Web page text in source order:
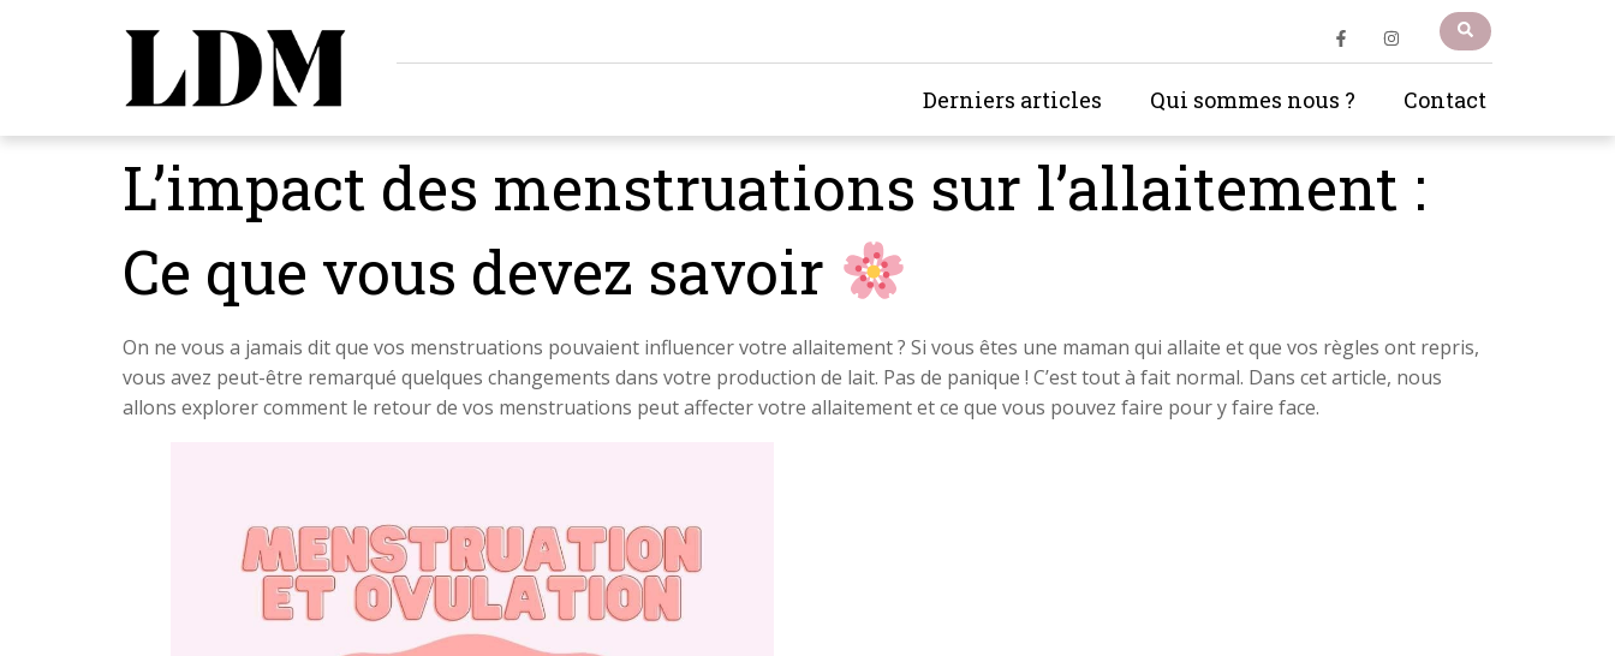
Derniers articles Qui sommes nous ? Contact
L’impact des menstruations sur l’allaitement :
Ce que vous devez savoir
On ne vous a jamais dit que vos menstruations pouvaient influencer votre allaitement ? Si vous êtes une maman qui allaite et que vos règles ont repris,
vous avez peut-être remarqué quelques changements dans votre production de lait. Pas de panique ! C’est tout à fait normal. Dans cet article, nous
allons explorer comment le retour de vos menstruations peut affecter votre allaitement et ce que vous pouvez faire pour y faire face.